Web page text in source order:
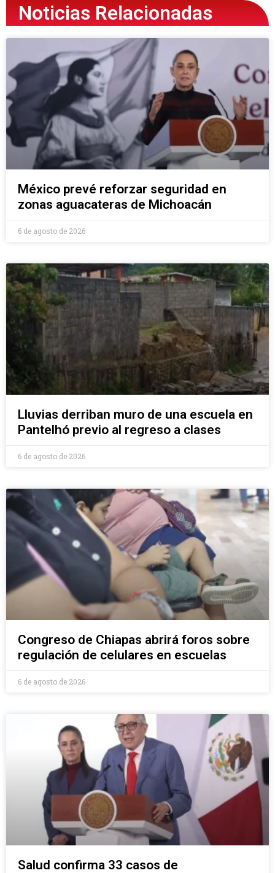
Noticias Relacionadas
México prevé reforzar seguridad en
zonas aguacateras de Michoacán
6 de agosto de 2026
Lluvias derriban muro de una escuela en
Pantelhó previo al regreso a clases
6 de agosto de 2026
Congreso de Chiapas abrirá foros sobre
regulación de celulares en escuelas
6 de agosto de 2026
Salud confirma 33 casos de